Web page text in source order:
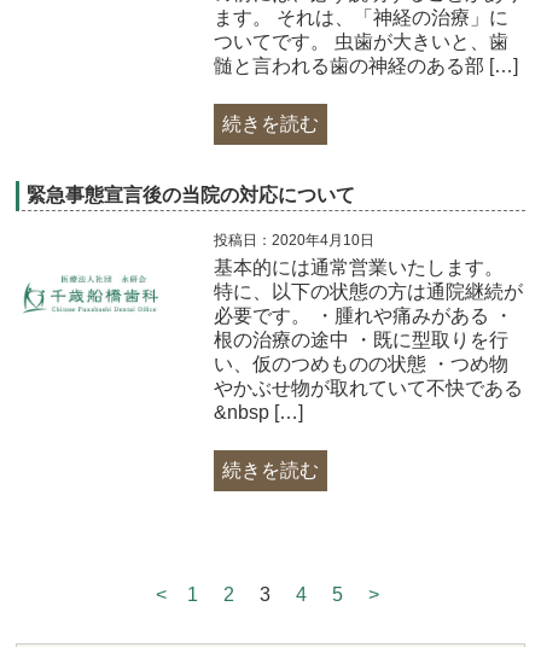
ます。 それは、「神経の治療」に
ついてです。 虫歯が大きいと、歯
髄と言われる歯の神経のある部 […]
続きを読む
緊急事態宣言後の当院の対応について
投稿日：2020年4月10日
基本的には通常営業いたします。
特に、以下の状態の方は通院継続が
必要です。 ・腫れや痛みがある ・
根の治療の途中 ・既に型取りを行
い、仮のつめものの状態 ・つめ物
やかぶせ物が取れていて不快である
&nbsp […]
続きを読む
< 1 2 3 4 5 >